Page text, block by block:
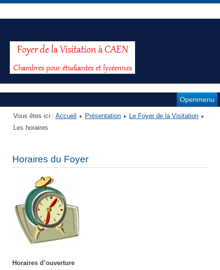
Openmenu
Vous êtes ici : Accueil Présentation
Le Foyer de la Visitation
Les horaires
Horaires du Foyer
Horaires d’ouverture